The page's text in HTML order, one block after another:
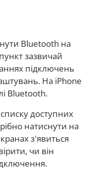
Bluetooth на
зазвичай
підключень
На iPhone
Bluetooth.
доступних
натиснути на
з'явиться
чи він